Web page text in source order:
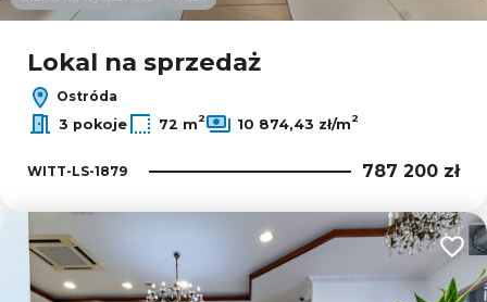
Lokal na sprzedaż
Ostróda
3 pokoje
72 m2 10 874,43 zł/m2
WITT-LS-1879 787 200 zł